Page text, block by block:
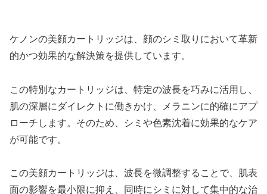
ケノンの美顔カートリッジは、顔のシミ取りにおいて革新
的かつ効果的な解決策を提供しています。
この特別なカートリッジは、特定の波長を巧みに活用し、
肌の深層にダイレクトに働きかけ、メラニンに的確にアプ
ローチします。そのため、シミや色素沈着に効果的なケア
が可能です。
この美顔カートリッジは、波長を微調整することで、肌表
面の影響を最小限に抑え、同時にシミに対して集中的な治